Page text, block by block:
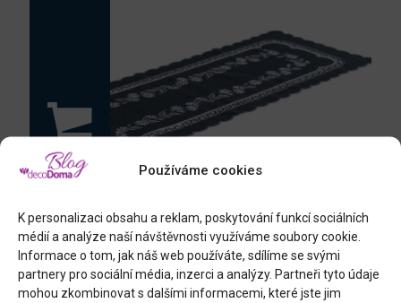
Používáme cookies
K personalizaci obsahu a reklam, poskytování funkcí sociálních
médií a analýze naší návštěvnosti využíváme soubory cookie.
Informace o tom, jak náš web používáte, sdílíme se svými
partnery pro sociální média, inzerci a analýzy. Partneři tyto údaje
mohou zkombinovat s dalšími informacemi, které jste jim